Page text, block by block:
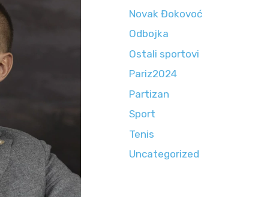
Novak Đokovoć
Odbojka
Ostali sportovi
Pariz2024
Partizan
Sport
Tenis
Uncategorized